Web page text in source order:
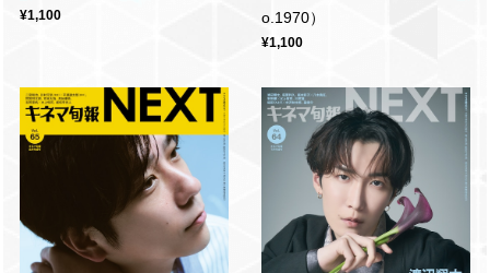
¥1,100
o.1970）
¥1,100